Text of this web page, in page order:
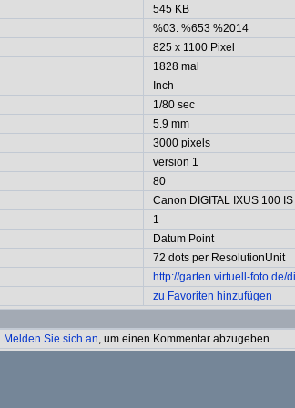
545 KB
%03. %653 %2014
825 x 1100 Pixel
1828 mal
Inch
1/80 sec
5.9 mm
3000 pixels
version 1
80
Canon DIGITAL IXUS 100 IS
1
Datum Point
72 dots per ResolutionUnit
http://garten.virtuell-foto.de/
zu Favoriten hinzufügen
Melden Sie sich an, um einen Kommentar abzugeben